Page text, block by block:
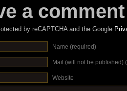
a comment
by reCAPTCHA and the Google
Name (required)
Mail (will not be published)
Website